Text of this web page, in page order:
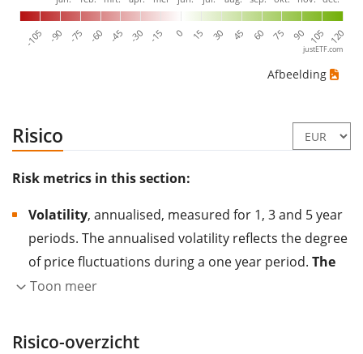
-105 -90 -75 -60 -45 -30 -15 0 15 30 45 60 75 90 105 120
justETF.com
Afbeelding
Risico
Risk metrics in this section:
Volatility, annualised, measured for 1, 3 and 5 year
periods. The annualised volatility reflects the degree
of price fluctuations during a one year period. The
higher the volatility, the more significantly the
the past.
Assets with higher volatility are generally
Toon meer
Risico-overzicht